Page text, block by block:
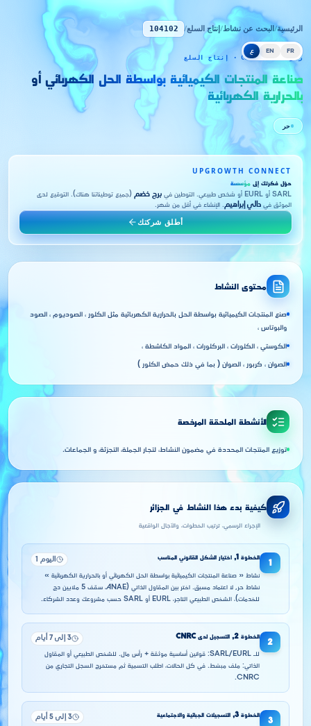
FR
EN ع
الرئيسية/ البحث عن نشاط/إنتاج السلع/
104102
رمز CNRC 104102 · إنتاج السلع
صناعة المنتجات الكيميائية بواسطة الحل الكهربائي أو
بالحرارية الكهربائية
حر
UPGROWTH CONNECT
حوّل فكرتك إلى مؤسسة
SARL أو EURL أو شخص طبيعي. التوطين في برج خضم (جميع توطيناتنا هناك). التوقيع لدى
الموثق في دالي إبراهيم . الإنشاء في أقل من شهر.
أطلق شركتك
محتوى النشاط
صنع المنتجات الكيميائية بواسطة الحل بالحرارية الكهربائية مثل الكلور ، الصوديوم ، الصود
والبوتاس ،
الكوستي ، الكلورات ، البركلورات ، المواد الكاشطة ،
الصوان ، كربور ، الصوان ( بما في ذلك حمض الكلور )
الأنشطة الملحقة المرخصة
توزيع المنتجات المحددة في مضمون النشاط، لتجار الجملة، التجزئة، و الجماعات.
كيفية بدء هذا النشاط في الجزائر
الإجراء الرسمي، ترتيب الخطوات، والآجال الواقعية
1
الخطوة 1
, اختيار الشكل القانوني المناسب اليوم 1
نشاط « صناعة المنتجات الكيميائية بواسطة الحل الكهربائي أو بالحرارية الكهربائية »
نشاط حر, لا اعتماد مسبق. اختر بين المقاول الذاتي (ANAE، سقف 5 ملايين دج
للخدمات)، الشخص الطبيعي التاجر، EURL أو SARL حسب مشروعك وعدد الشركاء.
2
الخطوة 2
, التسجيل لدى CNRC 3 إلى 7 أيام
للـ SARL/EURL: قوانين أساسية موثقة + رأس مال. للشخص الطبيعي أو المقاول
الذاتي: ملف مبسّط. في كل الحالات، اطلب التسمية ثم مستخرج السجل التجاري من
CNRC.
3
الخطوة 3
, التسجيلات الجبائية والاجتماعية 3 إلى 5 أيام